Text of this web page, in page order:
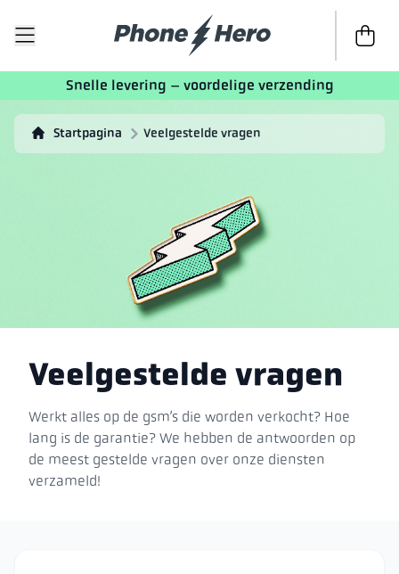
Naar
Snelle levering – voordelige verzending
Startpagina Veelgestelde vragen
Veelgestelde vragen
Werkt alles op de gsm’s die worden verkocht? Hoe
lang is de garantie? We hebben de antwoorden op
de meest gestelde vragen over onze diensten
verzameld!